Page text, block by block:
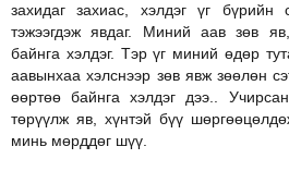
захидаг захиас, хэлдэг үг бүрийн
тэжээгдэж явдаг. Миний аав зөв
байнга хэлдэг. Тэр үг миний өдөр
аавынхаа хэлснээр зөв явж зөөлөн
өөртөө байнга хэлдэг дээ..
төрүүлж яв, хүнтэй бүү
минь мөрддөг шүү.